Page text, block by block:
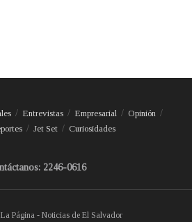
Entrevistas Empresarial
Opinión
Jet Set Curiosidades
2246-0616
Página - Noticias de El Salvador